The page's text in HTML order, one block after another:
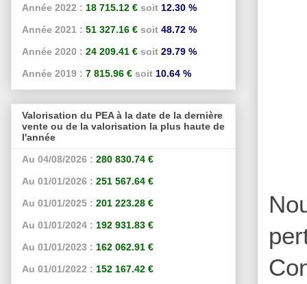
Année 2022 : 18 715.12 € soit 12.30 %
Année 2021 : 51 327.16 € soit 48.72 %
Année 2020 : 24 209.41 € soit 29.79 %
Année 2019 : 7 815.96 € soit 10.64 %
Valorisation du PEA à la date de la dernière
vente ou de la valorisation la plus haute de
l'année
Au 04/08/2026 : 280 830.74 €
Au 01/01/2026 : 251 567.64 €
Au 01/01/2025 : 201 223.28 €
Au 01/01/2024 : 192 931.83 €
Au 01/01/2023 : 162 062.91 €
Au 01/01/2022 : 152 167.42 €